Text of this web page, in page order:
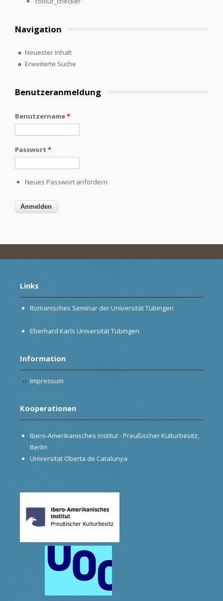
Navigation
Neuester Inhalt
Erweiterte Suche
Benutzeranmeldung
Benutzername*
Passwort *
Neues Passwort anfordern
Links
Romanisches Seminar der Universität Tübingen
Eberhard Karls Universität Tübingen
Information
Impressum
Kooperationen
Ibero-Amerikanisches Institut - Preußischer Kulturbesitz,
Berlin
Universitat Oberta de Catalunya